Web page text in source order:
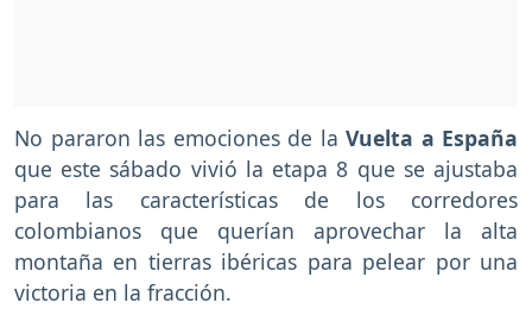
No pararon las emociones de la Vuelta a España
que este sábado vivió la etapa 8 que se ajustaba
para las características de los corredores
colombianos que querían aprovechar la alta
montaña en tierras ibéricas para pelear por una
victoria en la fracción.